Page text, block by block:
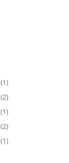
(1)
(2)
(1)
(2)
(1)